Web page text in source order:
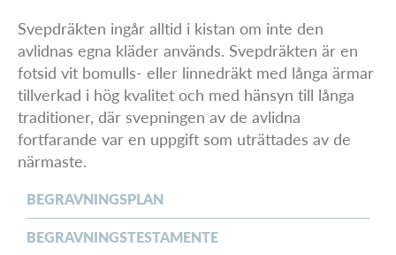
Svepdräkten ingår alltid i kistan om inte den
avlidnas egna kläder används. Svepdräkten är en
fotsid vit bomulls- eller linnedräkt med långa ärmar
tillverkad i hög kvalitet och med hänsyn till långa
traditioner, där svepningen av de avlidna
fortfarande var en uppgift som uträttades av de
närmaste.
BEGRAVNINGSPLAN
BEGRAVNINGSTESTAMENTE